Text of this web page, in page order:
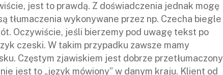
jest to prawdą. Z doświadczenia jednak mogę
tłumaczenia wykonywane przez np. Czecha biegle
Oczywiście, jeśli bierzemy pod uwagę tekst po
czeski. W takim przypadku zawsze mamy
Częstym zjawiskiem jest dobrze przetłumaczony
jest to „język mówiony” w danym kraju. Klient od